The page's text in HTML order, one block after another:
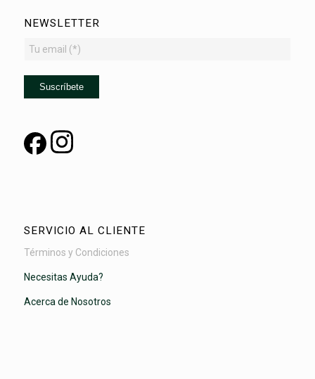
NEWSLETTER
SERVICIO AL CLIENTE
Términos y Condiciones
Necesitas Ayuda?
Acerca de Nosotros